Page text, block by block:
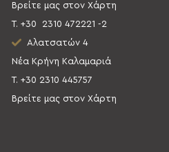
Βρείτε μας στον Χάρτη
Τ. +30
2310 472221 -2
Αλατσατών 4
Νέα Κρήνη Καλαμαριά
Τ. +30 2310 445757
Βρείτε μας στον Χάρτη